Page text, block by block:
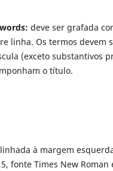
deve ser grafada
linha. Os termos
(exceto substantivos
o título.
à margem
fonte Times New